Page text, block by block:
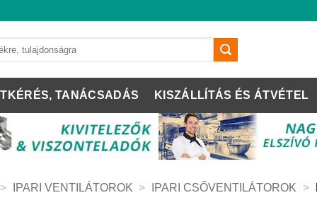
TANÁCSADÁS KISZÁLLÍTÁS ÉS ÁTVÉTEL
> IPARI VENTILÁTOROK > IPARI CSŐVENTILÁTOROK >